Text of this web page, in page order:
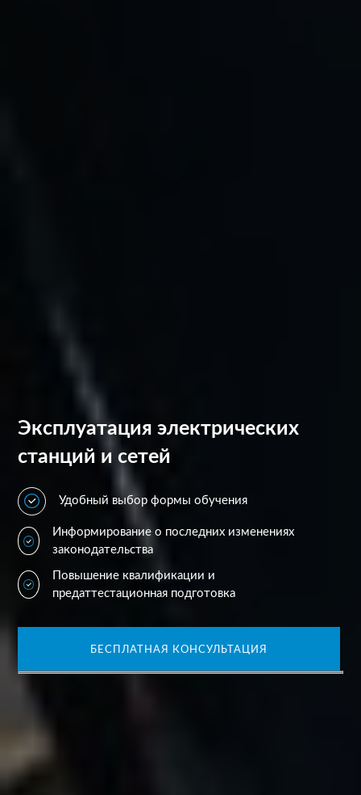
Эксплуатация электрических
станций и сетей
Удобный выбор формы обучения
Информирование о последних изменениях
законодательства
Повышение квалификации и
предаттестационная подготовка
БЕСПЛАТНАЯ КОНСУЛЬТАЦИЯ